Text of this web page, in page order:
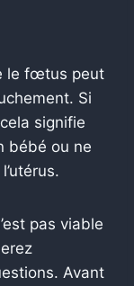
le fœtus peut
Si
signifie
bébé ou ne
pas viable
Avant